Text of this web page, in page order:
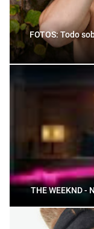
FOTOS: Todo
THE WEEKND